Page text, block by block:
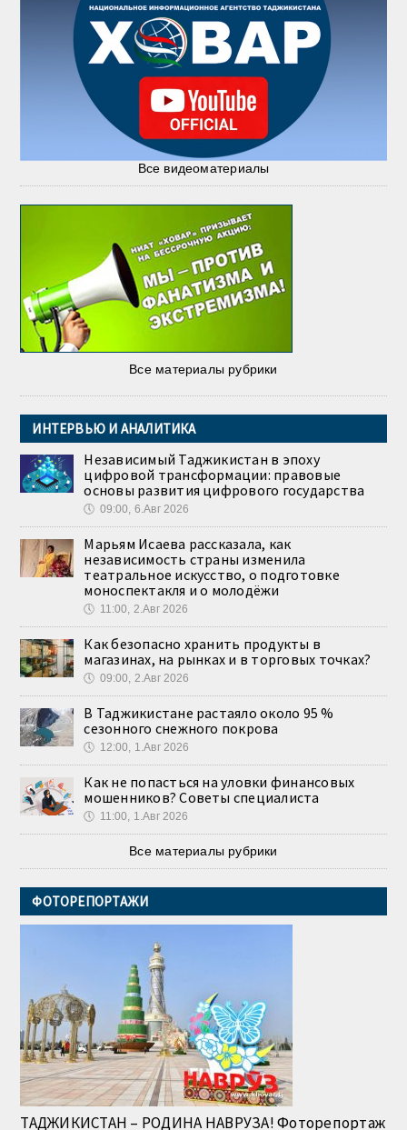
Все видеоматериалы
Все материалы рубрики
ИНТЕРВЬЮ И АНАЛИТИКА
Независимый Таджикистан в эпоху
цифровой трансформации: правовые
основы развития цифрового государства
🕔 09:00, 6.Авг 2026
Марьям Исаева рассказала, как
независимость страны изменила
театральное искусство, о подготовке
моноспектакля и о молодёжи
🕔 11:00, 2.Авг 2026
Как безопасно хранить продукты в
магазинах, на рынках и в торговых точках?
🕔 09:00, 2.Авг 2026
В Таджикистане растаяло около 95 %
сезонного снежного покрова
🕔 12:00, 1.Авг 2026
Как не попасться на уловки финансовых
мошенников? Советы специалиста
🕔 11:00, 1.Авг 2026
Все материалы рубрики
ФОТОРЕПОРТАЖИ
ТАДЖИКИСТАН – РОДИНА НАВРУЗА! Фоторепортаж